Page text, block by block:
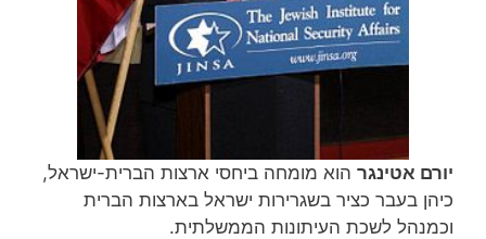
יורם אטינגר הוא מומחה ביחסי ארצות הברית-ישראל,
כיהן בעבר כציר בשגרירות ישראל בארצות הברית
וכמנהל לשכת העיתונות הממשלתית.